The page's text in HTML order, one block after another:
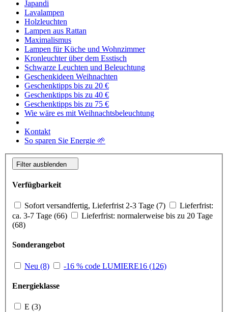
Japandi
Lavalampen
Holzleuchten
Lampen aus Rattan
Maximalismus
Lampen für Küche und Wohnzimmer
Kronleuchter über dem Esstisch
Schwarze Leuchten und Beleuchtung
Geschenkideen Weihnachten
Geschenktipps bis zu 20 €
Geschenktipps bis zu 40 €
Geschenktipps bis zu 75 €
Wie wäre es mit Weihnachtsbeleuchtung
Kontakt
So sparen Sie Energie 🌱
Filter ausblenden
Verfügbarkeit
Sofort versandfertig, Lieferfrist 2-3 Tage (7)
Lieferfrist:
ca. 3-7 Tage (66)
Lieferfrist: normalerweise bis zu 20 Tage
(68)
Sonderangebot
Neu (8) -16 % code LUMIERE16 (126)
Energieklasse
E (3)